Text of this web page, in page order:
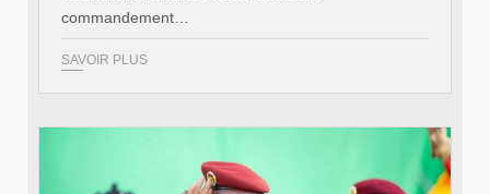
commandement…
SAVOIR PLUS